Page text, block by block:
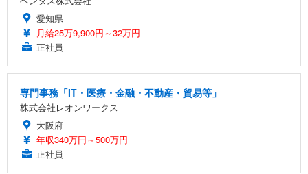
愛知県
月給25万9,900円～32万円
正社員
専門事務「IT・医療・金融・不動産・貿易等」
株式会社レオンワークス
大阪府
年収340万円～500万円
正社員